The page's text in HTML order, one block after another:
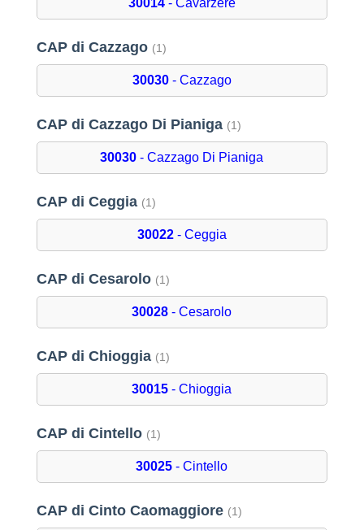
30014- Cavarzere
CAP di Cazzago (1)
30030- Cazzago
CAP di Cazzago Di Pianiga (1)
30030 - Cazzago Di Pianiga
CAP di Ceggia (1)
30022- Ceggia
CAP di Cesarolo (1)
30028 - Cesarolo
CAP di Chioggia (1)
30015 - Chioggia
CAP di Cintello (1)
30025 - Cintello
CAP di Cinto Caomaggiore (1)